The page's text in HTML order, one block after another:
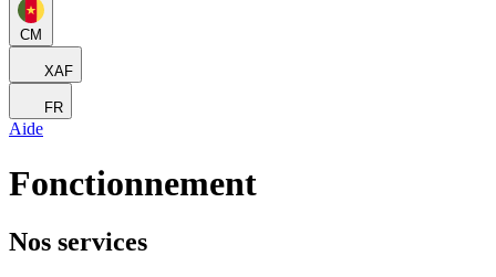
CM
XAF
FR
Aide
Fonctionnement
Nos services